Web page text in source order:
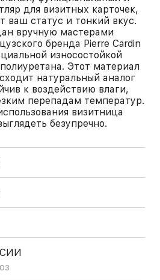
для визитных карточек,
ваш статус и тонкий вкус.
вручную мастерами
бренда Pierre Cardin
износостойкой
Этот материал
натуральный аналог
к воздействию влаги,
перепадам температур.
визитница
безупречно.